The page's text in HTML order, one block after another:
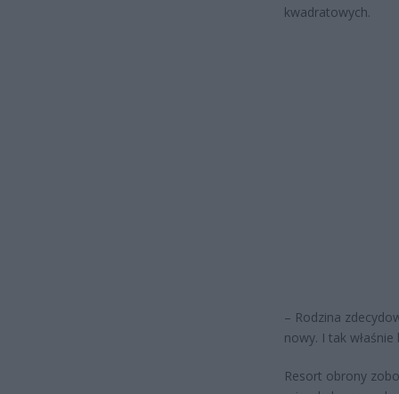
kwadratowych.
– Rodzina
nowy. I tak
Resort obrony